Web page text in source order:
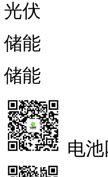
光伏
储能
储能
电